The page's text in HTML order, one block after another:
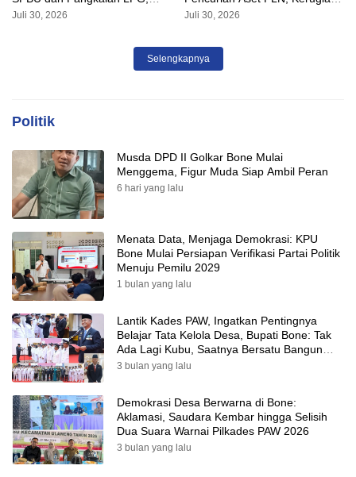
AKP Alvin Aji Imbau Pengelola
Juli 30, 2026
Ditaksir Capai Rp 3 Milyar
Juli 30, 2026
Selengkapnya
Politik
Musda DPD II Golkar Bone Mulai
Menggema, Figur Muda Siap Ambil Peran
6 hari yang lalu
Menata Data, Menjaga Demokrasi: KPU
Bone Mulai Persiapan Verifikasi Partai Politik
Menuju Pemilu 2029
1 bulan yang lalu
Lantik Kades PAW, Ingatkan Pentingnya
Belajar Tata Kelola Desa, Bupati Bone: Tak
Ada Lagi Kubu, Saatnya Bersatu Bangun
Desa
3 bulan yang lalu
Demokrasi Desa Berwarna di Bone:
Aklamasi, Saudara Kembar hingga Selisih
Dua Suara Warnai Pilkades PAW 2026
3 bulan yang lalu